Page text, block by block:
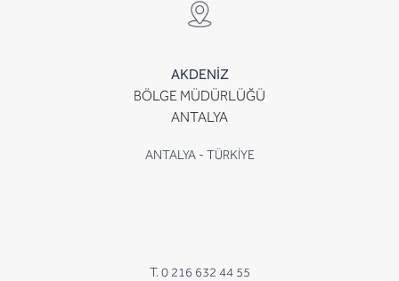
AKDENİZ
BÖLGE MÜDÜRLÜĞÜ
ANTALYA
ANTALYA - TÜRKİYE
T. 0 216 632 44 55